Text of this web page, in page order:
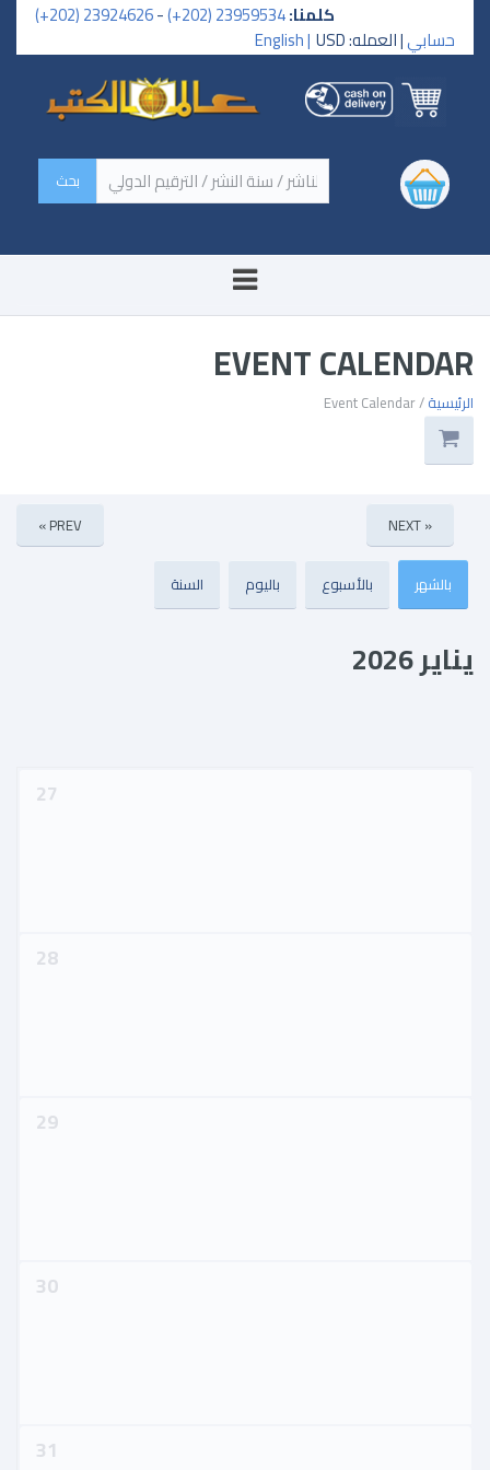
كلمنا:23959534 (202+)
-
23924626 (202+)
حسابي| العمله: USD English |
‏اسم الكتاب / اسم الناشر /
سنة النشر / الترقيم الدولي ‏
EVENT CALENDAR
الرئيسية/ Event Calendar
التبويبات الأساسية
بالشهر (علامة التبويب النشطة)
بالأسبوع باليوم السنة
يناير 2026
« PREV NEXT »
27
28
29
30
31